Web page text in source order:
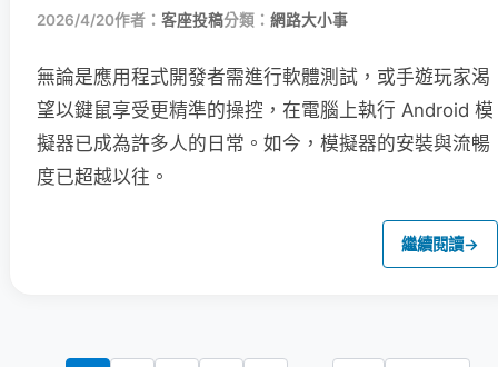
2026/4/20作者： 客座投稿分類： 網路大小事
無論是應用程式開發者需進行軟體測試，或手遊玩家渴
望以鍵鼠享受更精準的操控，在電腦上執行 Android 模
擬器已成為許多人的日常。如今，模擬器的安裝與流暢
度已超越以往。
繼續閱讀→